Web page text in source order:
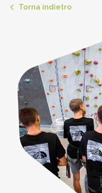
Torna indietro